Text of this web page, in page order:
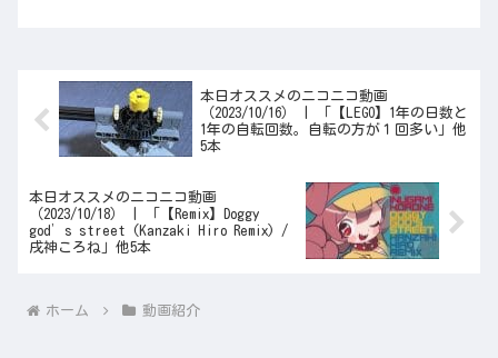
本日オススメのニコニコ動画
（2023/10/16） | 「【LEGO】1年の日数と
1年の自転回数。自転の方が１回多い」他
5本
本日オススメのニコニコ動画
（2023/10/18） | 「【Remix】Doggy
god’s street (Kanzaki Hiro Remix) /
戌神ころね」他5本
ホーム 動画紹介